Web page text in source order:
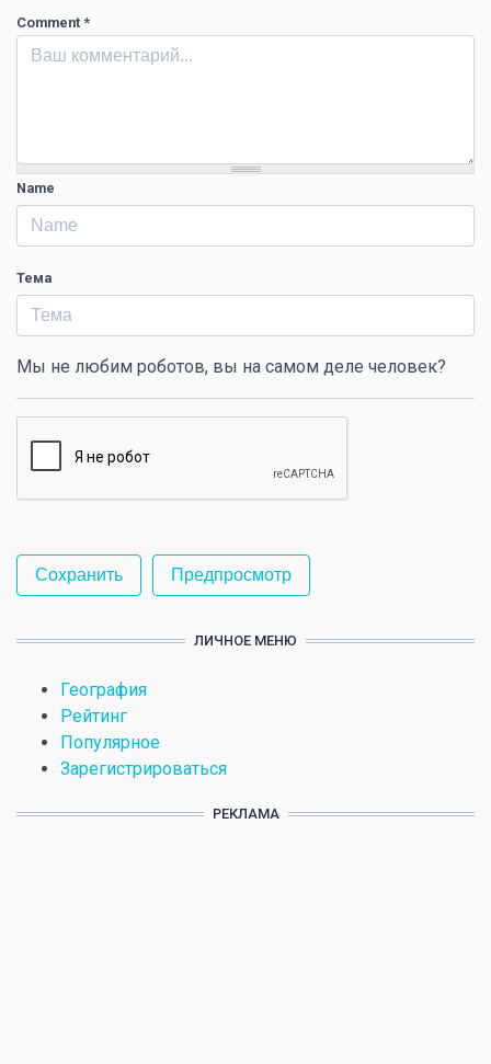
Comment *
Name
Тема
Мы не любим роботов, вы на самом деле человек?
ЛИЧНОЕ МЕНЮ
География
Рейтинг
Популярное
Зарегистрироваться
РЕКЛАМА